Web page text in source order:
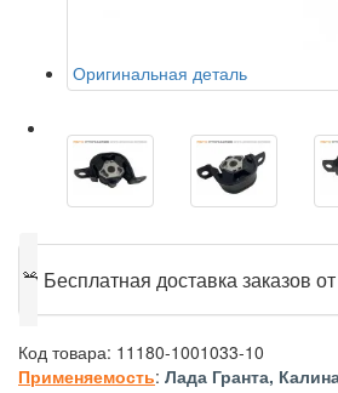
Оригинальная деталь
🎁 Бесплатная доставка заказов
Код товара: 11180-1001033-10
Применяемость: Лада Гранта,